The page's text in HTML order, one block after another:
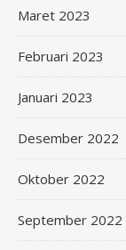
Maret 2023
Februari 2023
Januari 2023
Desember 2022
Oktober 2022
September 2022